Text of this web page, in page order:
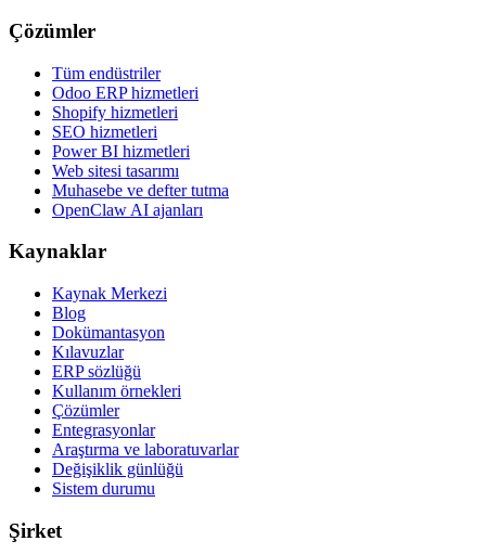
Çözümler
Tüm endüstriler
Odoo ERP hizmetleri
Shopify hizmetleri
SEO hizmetleri
Power BI hizmetleri
Web sitesi tasarımı
Muhasebe ve defter tutma
OpenClaw AI ajanları
Kaynaklar
Kaynak Merkezi
Blog
Dokümantasyon
Kılavuzlar
ERP sözlüğü
Kullanım örnekleri
Çözümler
Entegrasyonlar
Araştırma ve laboratuvarlar
Değişiklik günlüğü
Sistem durumu
Şirket